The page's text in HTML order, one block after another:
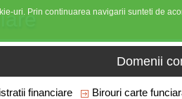
Domenii
financiare Birouri carte
uri. Prin continuarea navigarii sunteti de